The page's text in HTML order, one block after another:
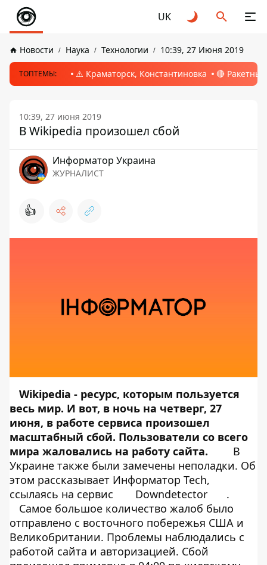
UK
Новости Наука Технологии 10:39, 27 Июня 2019
ТОПТЕМЫ: ⚠️ Краматорск, Константиновка 🔴
10:39, 27 июня 2019
В Wikipedia произошел сбой
Информатор Украина
ЖУРНАЛИСТ
👍
Wikipedia - ресурс, которым пользуется
весь мир. И вот, в ночь на четверг, 27
июня, в работе сервиса произошел
масштабный сбой. Пользователи со всего
мира жаловались на работу сайта.
В
Украине также были замечены неполадки. Об
этом рассказывает Информатор Tech,
ссылаясь на сервис
Downdetector
.
Самое большое количество жалоб было
отправлено с восточного побережья США и
Великобритании. Проблемы наблюдались с
работой сайта и авторизацией. Сбой